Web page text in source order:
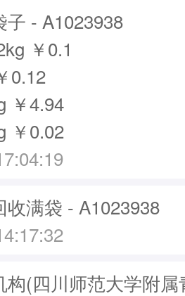
子 - A1023938
￥0.1
0.12
￥4.94
￥0.02
满袋 - A1023938
构(四川师范大学附